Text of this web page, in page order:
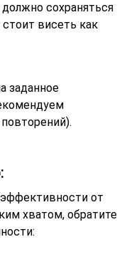
сохраняться
висеть как
заданное
от
хватом, обратите